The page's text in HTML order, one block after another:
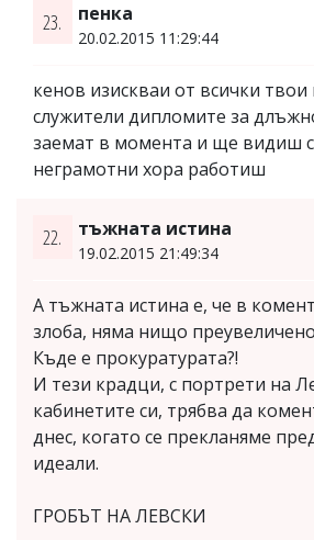
23. пенка
20.02.2015 11:29:44
кенов изискваи от всички
служители дипломите за
заемат в момента и ще видиш
неграмотни хора работиш
22. тъжната истина
19.02.2015 21:49:34
А тъжната истина е, че в
злоба, няма нищо
Къде е прокуратурата?!
И тези крадци, с портрети на
кабинетите си, трябва да
днес, когато се прекланяме
идеали.
ГРОБЪТ НА ЛЕВСКИ